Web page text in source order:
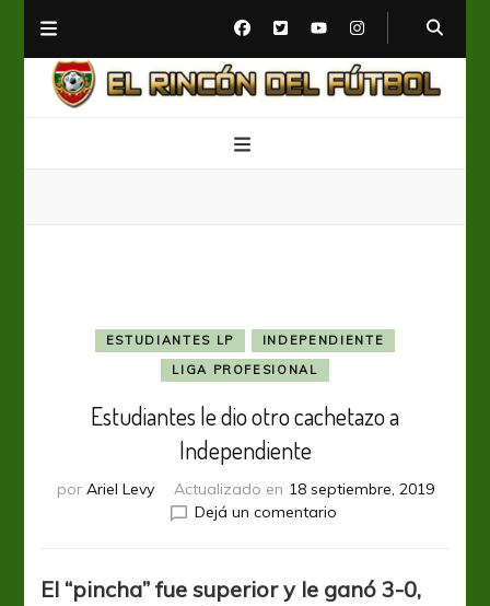
ESTUDIANTES LP
INDEPENDIENTE
LIGA PROFESIONAL
Estudiantes le dio otro cachetazo a
Independiente
por Ariel Levy Actualizado en 18 septiembre, 2019
Dejá un comentarioen
El “pincha” fue superior y le ganó 3-0,